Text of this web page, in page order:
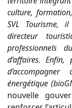
culture,
SVL Tourisme,
directeur
professionnels
d’affaires.
énergétique
nouvelle